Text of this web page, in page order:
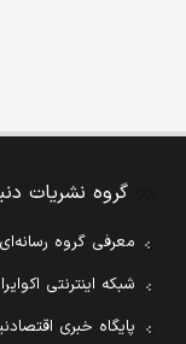
گروه نشریات
معرفی گروه
شبکه اینترنتی
پایگاه خبری